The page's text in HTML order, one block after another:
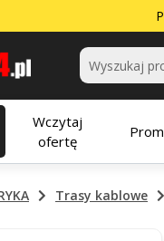
Wczytaj
ofertę
Trasy kablowe